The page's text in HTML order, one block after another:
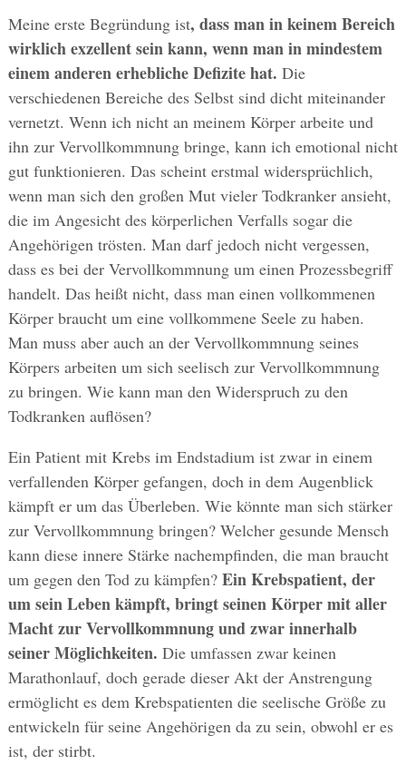
Meine erste Begründung ist, dass man in keinem Bereich
wirklich exzellent sein kann, wenn man in mindestem
einem anderen erhebliche Defizite hat. Die
verschiedenen Bereiche des Selbst sind dicht miteinander
vernetzt. Wenn ich nicht an meinem Körper arbeite und
ihn zur Vervollkommnung bringe, kann ich emotional nicht
gut funktionieren. Das scheint erstmal widersprüchlich,
wenn man sich den großen Mut vieler Todkranker ansieht,
die im Angesicht des körperlichen Verfalls sogar die
Angehörigen trösten. Man darf jedoch nicht vergessen,
dass es bei der Vervollkommnung um einen Prozessbegriff
handelt. Das heißt nicht, dass man einen vollkommenen
Körper braucht um eine vollkommene Seele zu haben.
Man muss aber auch an der Vervollkommnung seines
Körpers arbeiten um sich seelisch zur Vervollkommnung
zu bringen. Wie kann man den Widerspruch zu den
Todkranken auflösen?
Ein Patient mit Krebs im Endstadium ist zwar in einem
verfallenden Körper gefangen, doch in dem Augenblick
kämpft er um das Überleben. Wie könnte man sich stärker
zur Vervollkommnung bringen? Welcher gesunde Mensch
kann diese innere Stärke nachempfinden, die man braucht
um gegen den Tod zu kämpfen?Ein Krebspatient, der
um sein Leben kämpft, bringt seinen Körper mit aller
Macht zur Vervollkommnung und zwar innerhalb
seiner Möglichkeiten. Die umfassen zwar keinen
Marathonlauf, doch gerade dieser Akt der Anstrengung
ermöglicht es dem Krebspatienten die seelische Größe zu
entwickeln für seine Angehörigen da zu sein, obwohl er es
ist, der stirbt.